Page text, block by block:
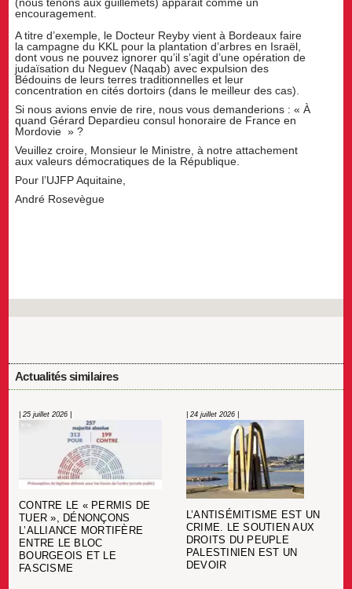
(nous tenons aux guillemets) apparait comme un
encouragement.
A titre d’exemple, le Docteur Reyby vient à Bordeaux faire
la campagne du KKL pour la plantation d’arbres en Israël,
dont vous ne pouvez ignorer qu’il s’agit d’une opération de
judaïsation du Neguev (Naqab) avec expulsion des
Bédouins de leurs terres traditionnelles et leur
concentration en cités dortoirs (dans le meilleur des cas).
Si nous avions envie de rire, nous vous demanderions : « À
quand Gérard Depardieu consul honoraire de France en
Mordovie » ?
Veuillez croire, Monsieur le Ministre, à notre attachement
aux valeurs démocratiques de la République.
Pour l’UJFP Aquitaine,
André Rosevègue
Actualités similaires
| 25 juillet 2026 |
CONTRE LE « PERMIS DE
TUER », DÉNONÇONS
L’ALLIANCE MORTIFÈRE
ENTRE LE BLOC
BOURGEOIS ET LE
FASCISME
| 24 juillet 2026 |
L’ANTISÉMITISME EST UN
CRIME. LE SOUTIEN AUX
DROITS DU PEUPLE
PALESTINIEN EST UN
DEVOIR